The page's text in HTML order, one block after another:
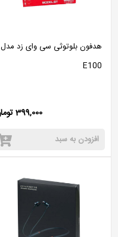
هدفون بلوتوثی سی وای زد مدل
E100
399,000 تومان
افزودن به سبد